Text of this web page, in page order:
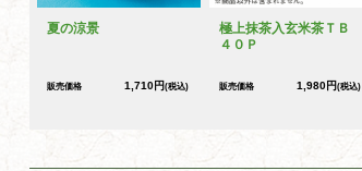
夏の涼景
販売価格 1,710円(税込)
極上抹茶入玄米茶ＴＢ
４０Ｐ
販売価格 1,980円(税込)